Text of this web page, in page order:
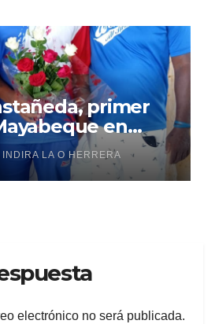
primer
en
INDIRA LA O HERRERA
electrónico no será publicada.